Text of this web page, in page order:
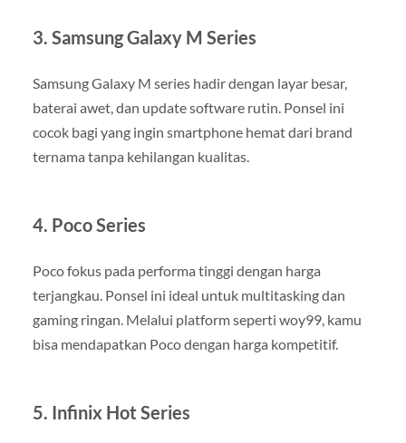
3. Samsung Galaxy M Series
Samsung Galaxy M series hadir dengan layar besar,
baterai awet, dan update software rutin. Ponsel ini
cocok bagi yang ingin smartphone hemat dari brand
ternama tanpa kehilangan kualitas.
4. Poco Series
Poco fokus pada performa tinggi dengan harga
terjangkau. Ponsel ini ideal untuk multitasking dan
gaming ringan. Melalui platform seperti woy99, kamu
bisa mendapatkan Poco dengan harga kompetitif.
5. Infinix Hot Series